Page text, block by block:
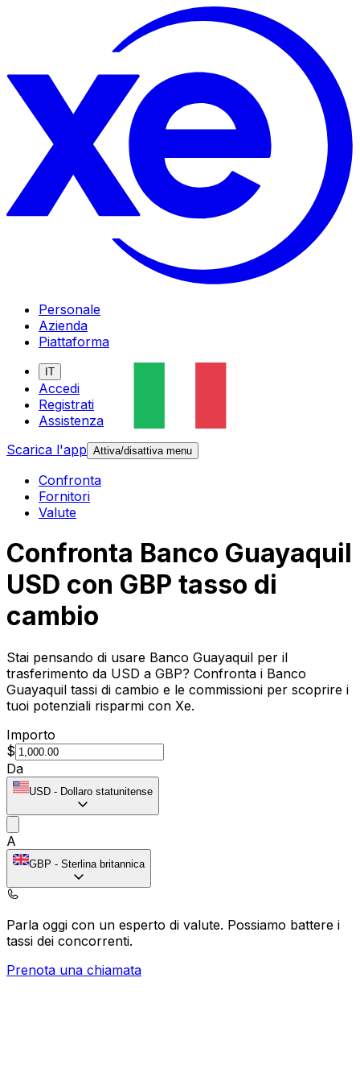
Personale
Azienda
Piattaforma
IT
Accedi
Registrati
Assistenza
Scarica l'app Attiva/disattiva menu
Confronta
Fornitori
Valute
Confronta Banco Guayaquil
USD con GBP tasso di
cambio
Stai pensando di usare Banco Guayaquil per il
trasferimento da USD a GBP? Confronta i Banco
Guayaquil tassi di cambio e le commissioni per scoprire i
tuoi potenziali risparmi con Xe.
Importo
$
Da
USD - Dollaro statunitense
A
GBP - Sterlina britannica
Parla oggi con un esperto di valute. Possiamo battere i
tassi dei concorrenti.
Prenota una chiamata